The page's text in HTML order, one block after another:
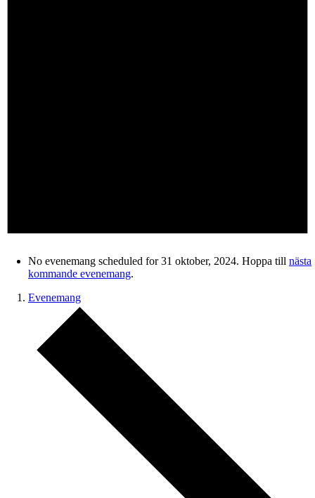
No evenemang scheduled for 31 oktober, 2024. Hoppa till nästa
kommande evenemang.
Evenemang